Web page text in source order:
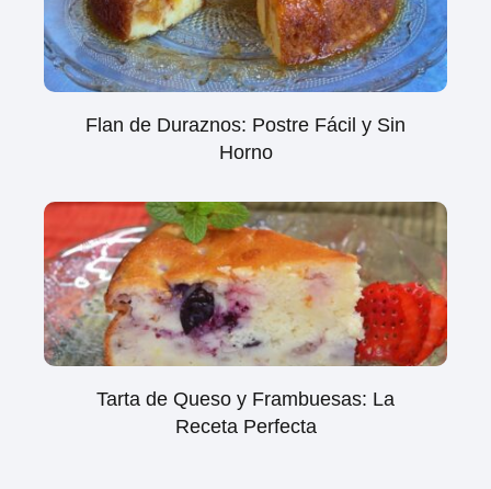
Flan de Duraznos: Postre Fácil y Sin
Horno
Tarta de Queso y Frambuesas: La
Receta Perfecta